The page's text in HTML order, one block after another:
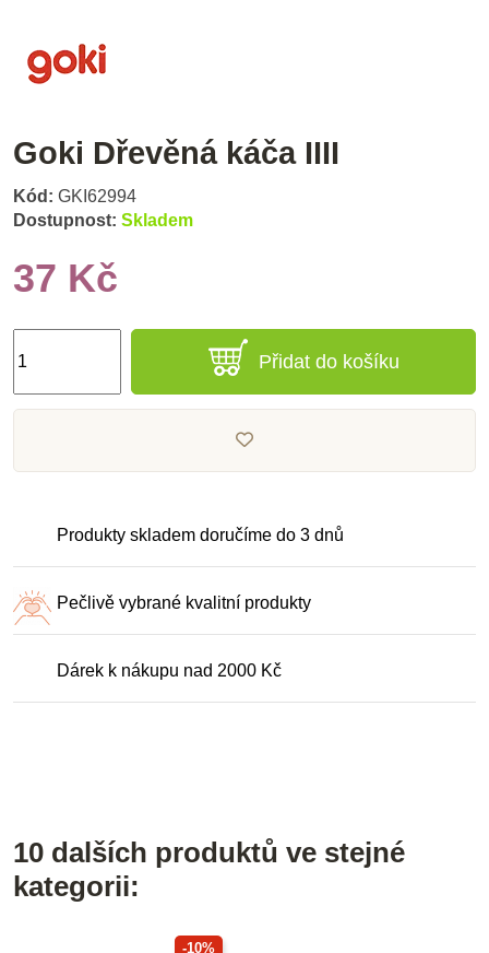
Goki Dřevěná káča IIII
Kód: GKI62994
Dostupnost: Skladem
37 Kč
Přidat do košíku
Produkty skladem doručíme do 3 dnů
Pečlivě vybrané kvalitní produkty
Dárek k nákupu nad 2000 Kč
10 dalších produktů ve stejné
kategorii:
-10%